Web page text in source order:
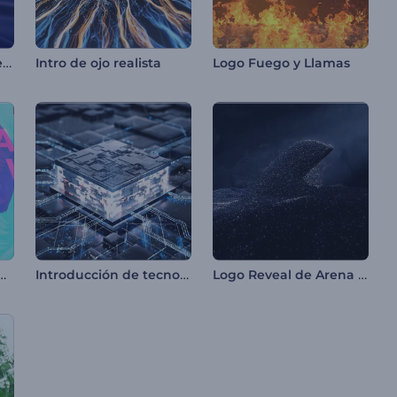
Logo reveal de tela de seda Intro de ojo realista Logo Fuego y Llamas
Abstractas Introducción de tecnología Microchip Logo Reveal de Arena Negra